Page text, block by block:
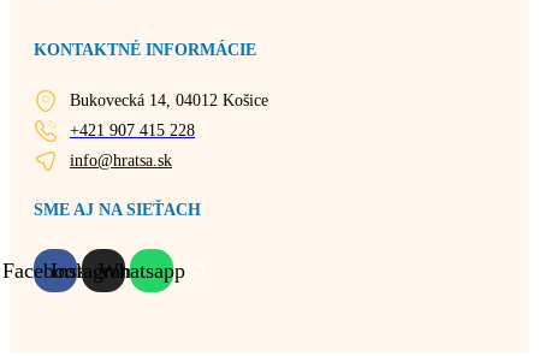
KONTAKTNÉ INFORMÁCIE
Bukovecká 14, 04012 Košice
+421 907 415 228
info@hratsa.sk
SME AJ NA SIEŤACH
FacebookInstagramWhatsapp